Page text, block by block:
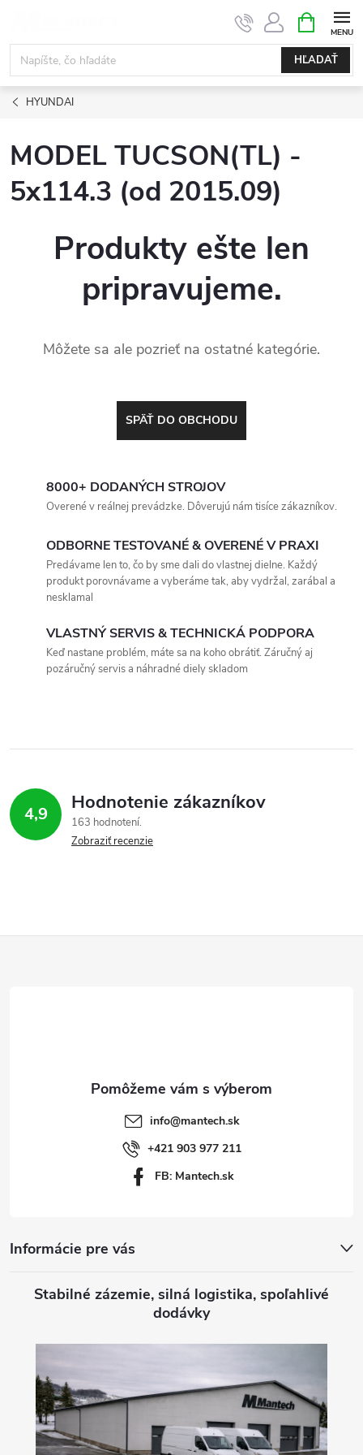
obsah
HĽADAŤ
KOŠÍK
HYUNDAI
MODEL TUCSON(TL) -
5x114.3 (od 2015.09)
Produkty ešte len
pripravujeme.
Môžete sa ale pozrieť na ostatné kategórie.
SPÄŤ DO OBCHODU
8000+ DODANÝCH STROJOV
Overené v reálnej prevádzke. Dôverujú nám tisíce zákazníkov.
ODBORNE TESTOVANÉ & OVERENÉ V PRAXI
Predávame len to, čo by sme dali do vlastnej dielne. Každý
produkt porovnávame a vyberáme tak, aby vydržal, zarábal a
nesklamal
VLASTNÝ SERVIS & TECHNICKÁ PODPORA
Keď nastane problém, máte sa na koho obrátiť. Záručný aj
pozáručný servis a náhradné diely skladom
4,9 Hodnotenie zákazníkov
163 hodnotení
Zobraziť recenzie
info@mantech.sk
+421 903 977 211
FB: Mantech.sk
Informácie pre vás
Stabilné zázemie, silná logistika, spoľahlivé
dodávky